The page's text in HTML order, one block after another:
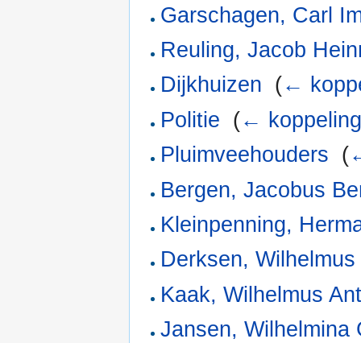
Garschagen, Carl
Reuling, Jacob
Dijkhuizen (←
Politie (←
Pluimveehouders (
Bergen, Jacobus
Kleinpenning,
Derksen,
Kaak, Wilhelmus
Jansen, Wilhelmina